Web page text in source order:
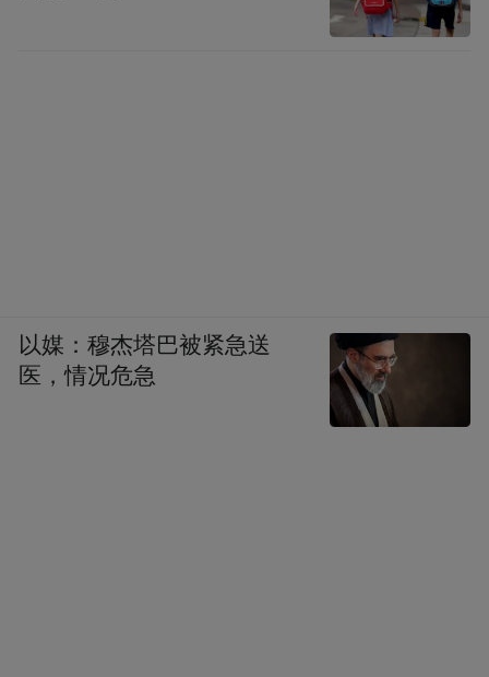
以媒：穆杰塔巴被紧急送
医，情况危急